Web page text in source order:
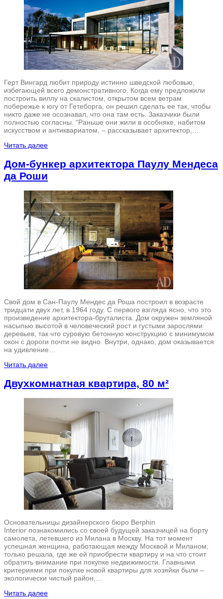
Герт Вингард любит природу истинно шведской любовью,
избегающей всего демонстративного. Когда ему предложили
построить виллу на скалистом, открытом всем ветрам
побережье к югу от Гетеборга, он решил сделать ее так, чтобы
никто даже не осознавал, что она там есть. Заказчики были
полностью согласны. “Раньше они жили в особняке, набитом
искусством и антиквариатом, – рассказывает архитектор,…
Читать далее
Дом-бункер архитектора Паулу Мендеса
да Роши
Свой дом в Сан-Паулу Мендес да Роша построил в возрасте
тридцати двух лет, в 1964 году. С первого взгляда ясно, что это
произведение архитектора-бруталиста. Дом окружен земляной
насыпью высотой в человеческий рост и густыми зарослями
деревьев, так что суровую бетонную конструкцию с минимумом
окон с дороги почти не видно. Внутри, однако, дом оказывается
на удивление…
Читать далее
Двухкомнатная квартира, 80 м²
Основательницы дизайнерского бюро Berphin
Interior познакомились со своей будущей заказчицей на борту
самолета, летевшего из Милана в Москву. На тот момент
успешная женщина, работающая между Москвой и Миланом,
только решала, где же ей приобрести квартиру и на что стоит
обратить внимание при покупке недвижимости. Главными
критериями при покупке новой квартиры для хозяйки были –
экологически чистый район,…
Читать далее